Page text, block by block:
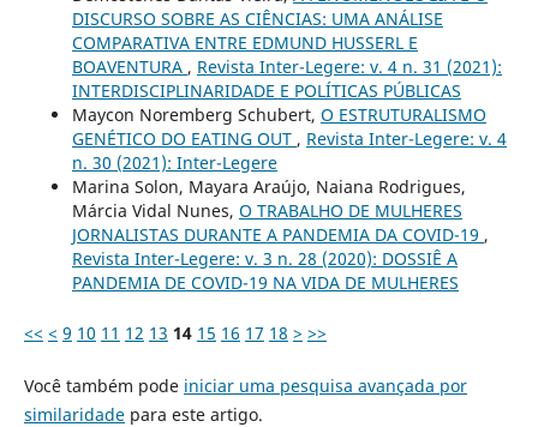
DISCURSO SOBRE AS CIÊNCIAS: UMA ANÁLISE
COMPARATIVA ENTRE EDMUND HUSSERL E
BOAVENTURA , Revista Inter-Legere: v. 4 n. 31 (2021):
INTERDISCIPLINARIDADE E POLÍTICAS PÚBLICAS
Maycon Noremberg Schubert, O ESTRUTURALISMO
GENÉTICO DO EATING OUT , Revista Inter-Legere: v. 4
n. 30 (2021): Inter-Legere
Marina Solon, Mayara Araújo, Naiana Rodrigues,
Márcia Vidal Nunes, O TRABALHO DE MULHERES
JORNALISTAS DURANTE A PANDEMIA DA COVID-19 ,
Revista Inter-Legere: v. 3 n. 28 (2020): DOSSIÊ A
PANDEMIA DE COVID-19 NA VIDA DE MULHERES
<< < 9 10 11 12 13 14 15 16 17 18 > >>
Você também pode iniciar uma pesquisa avançada por
similaridadepara este artigo.